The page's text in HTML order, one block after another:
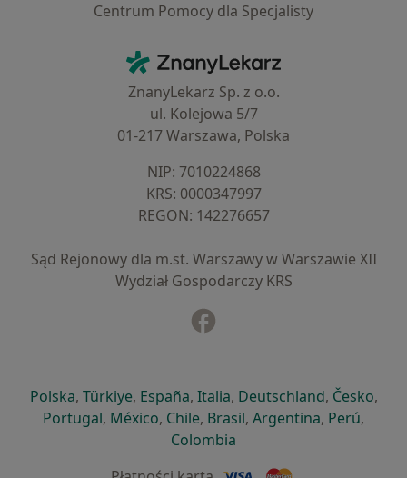
Centrum Pomocy dla Specjalisty
ZnanyLekarz - Strona główna
ZnanyLekarz Sp. z o.o.
ul. Kolejowa 5/7
01-217 Warszawa, Polska
NIP: ⁠7010224868
KRS: ⁠0000347997
REGON: ⁠142276657
Sąd Rejonowy dla m.st. Warszawy w Warszawie XII
Wydział Gospodarczy KRS
Polskaotwiera się w nowej karcie
, Türkiyeotwiera się w nowej karcie
, Españaotwiera się w nowej karcie
, Italiaotwiera się w nowej
, Deutschlandotwiera się
, Česko,
Portugalotwiera się w nowej karcie
, Méxicootwiera się w nowej karcie
, Chileotwiera się w nowej karcie
, Brasilotwiera się w nowej
, Argentinaotwiera się
, Perú,
Colombia